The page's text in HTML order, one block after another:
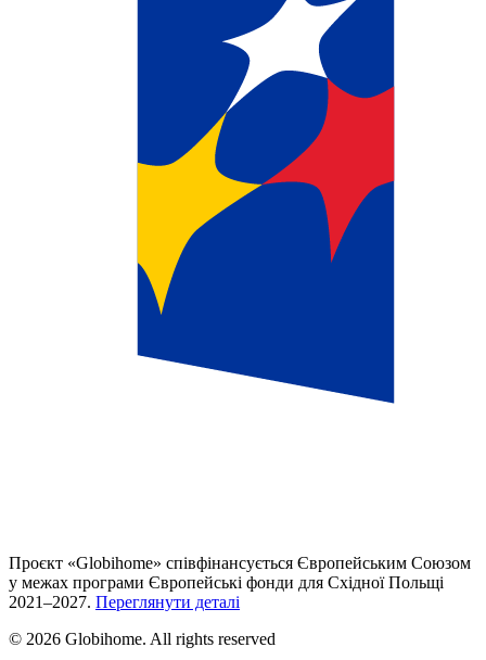
Проєкт «Globihome» співфінансується Європейським Союзом
у межах програми Європейські фонди для Східної Польщі
2021–2027. Переглянути деталі
© 2026 Globihome. All rights reserved